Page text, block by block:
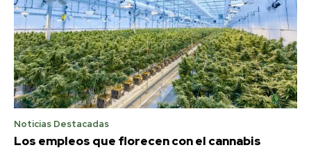
Noticias Destacadas
Los empleos que florecen con el cannabis